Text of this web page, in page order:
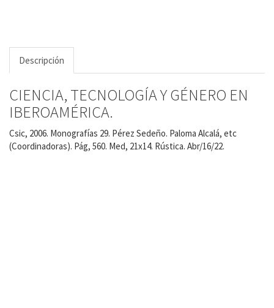
Descripción
CIENCIA, TECNOLOGÍA Y GÉNERO EN
IBEROAMÉRICA.
Csic, 2006. Monografías 29. Pérez Sedeño. Paloma Alcalá, etc
(Coordinadoras). Pág, 560. Med, 21x14. Rústica. Abr/16/22.